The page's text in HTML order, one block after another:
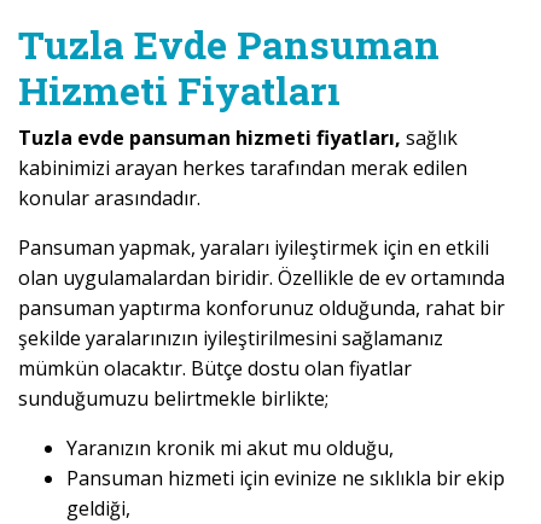
Tuzla Evde Pansuman
Hizmeti Fiyatları
Tuzla evde pansuman hizmeti fiyatları, sağlık
kabinimizi arayan herkes tarafından merak edilen
konular arasındadır.
Pansuman yapmak, yaraları iyileştirmek için en etkili
olan uygulamalardan biridir. Özellikle de ev ortamında
pansuman yaptırma konforunuz olduğunda, rahat bir
şekilde yaralarınızın iyileştirilmesini sağlamanız
mümkün olacaktır. Bütçe dostu olan fiyatlar
sunduğumuzu belirtmekle birlikte;
Yaranızın kronik mi akut mu olduğu,
Pansuman hizmeti için evinize ne sıklıkla bir ekip
geldiği,